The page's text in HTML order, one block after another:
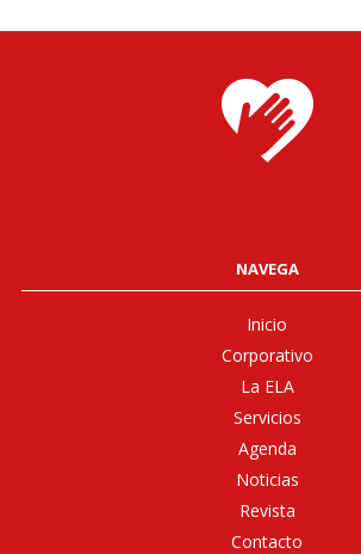
NAVEGA
Inicio
Corporativo
La ELA
Servicios
Agenda
Noticias
Revista
Contacto